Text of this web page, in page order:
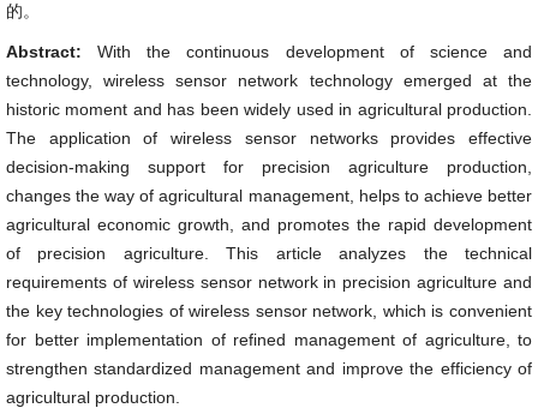
的。
Abstract:With the continuous development of science and
technology, wireless sensor network technology emerged at the
historic moment and has been widely used in agricultural production.
The application of wireless sensor networks provides effective
decision-making support for precision agriculture production,
changes the way of agricultural management, helps to achieve better
agricultural economic growth, and promotes the rapid development
of precision agriculture. This article analyzes the technical
requirements of wireless sensor network in precision agriculture and
the key technologies of wireless sensor network, which is convenient
for better implementation of refined management of agriculture, to
strengthen standardized management and improve the efficiency of
agricultural production.